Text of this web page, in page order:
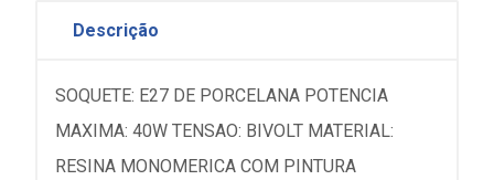
Descrição
SOQUETE: E27 DE PORCELANA POTENCIA
MAXIMA: 40W TENSAO: BIVOLT MATERIAL:
RESINA MONOMERICA COM PINTURA